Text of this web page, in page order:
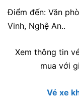
Điểm đến: Văn
Vinh, Nghệ An..
Xem thông tin
mua với
Vé xe